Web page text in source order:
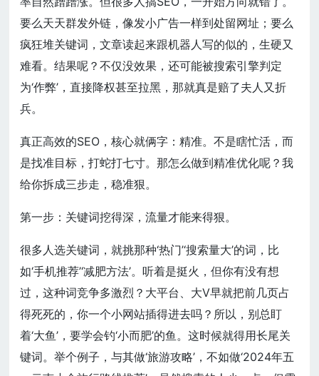
要么天天群发外链，像发小广告一样到处留网址；要么
疯狂堆关键词，文章读起来跟机器人写的似的，生硬又
难看。结果呢？不仅没效果，还可能被搜索引擎判定
为‘作弊’，直接降权甚至拉黑，那就真是赔了夫人又折
兵。
真正高效的SEO，核心就俩字：精准。不是瞎忙活，而
是找准目标，打蛇打七寸。那怎么做到精准优化呢？我
给你拆成三步走，稳准狠。
第一步：关键词挖得深，流量才能来得狠。
很多人选关键词，就挑那种‘热门’‘搜索量大’的词，比
如‘手机推荐’‘减肥方法’。听着是挺火，但你有没有想
过，这种词竞争多激烈？大平台、大V早就把前几页占
得死死的，你一个小网站插得进去吗？所以，别总盯
着‘大鱼’，要学会钓‘小而肥’的鱼。这时候就得用长尾关
键词。举个例子，与其做‘旅游攻略’，不如做‘2024年五